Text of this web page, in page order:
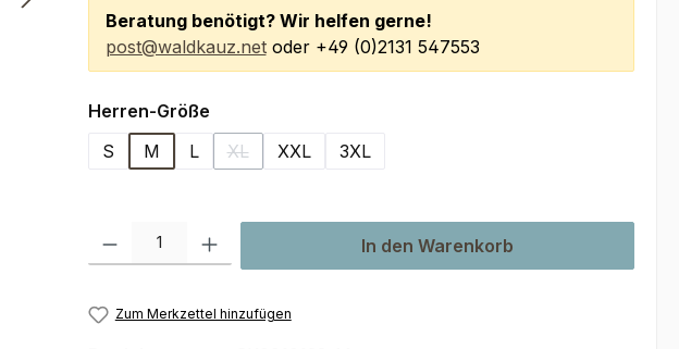
Beratung benötigt? Wir helfen gerne!
post@waldkauz.netoder +49 (0)2131 547553
Herren-Größeauswählen
S
M L XL
(Diese Option ist zurzeit nicht verfügbar.)
XXL 3XL
Produkt Anzahl: Gib den gewünschten Wert ein oder benutze die Schaltflächen
In den Warenkorb
Zum Merkzettel hinzufügen